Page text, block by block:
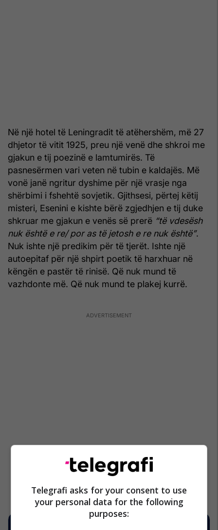
Në një hotel të Leningradit të atëhershëm, më 27
dhjetor të vitit 1925, preu një venë dhe shkroi me
gjakun e tij poezinë e lamtumirës. Të
pasnesërmen vari veten në tubin e kaldajës. Më
vonë janë ngritur dyshime për një vrasje nga
shërbimi i fshehtë sovjetik. Gjithsesi, përtej këtij
misteri, Esenini e kishte bërë zgjedhjen e tij duke
shkruar me gjakun e venës së prerë “të vdesësh
nuk është e re/ por as të jetosh e re nuk është”.
Nuk ishte një predikim për të tjerët. Ishte një
autoepitaf për një shpirt poetik të harxhuar në
këngën e pastër të rinisë. Që nuk mund të
vazhdonte më. Që nuk mund te plakej kurrë.
Telegrafi asks for your consent to use
your personal data for the following
purposes: